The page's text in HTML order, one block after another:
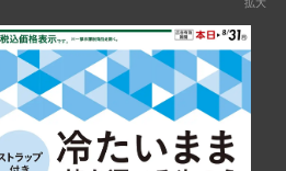
拡大